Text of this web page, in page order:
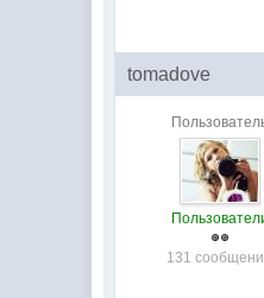
tomadove
131